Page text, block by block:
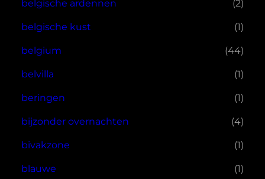
belgische ardennen (2)
belgische kust (1)
belgium (44)
belvilla (1)
beringen (1)
bijzonder overnachten (4)
bivakzone (1)
blauwe (1)